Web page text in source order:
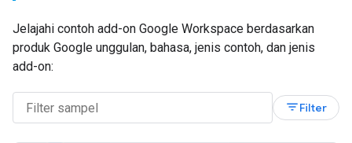
Jelajahi contoh add-on Google Workspace berdasarkan
produk Google unggulan, bahasa, jenis contoh, dan jenis
add-on:
filter_listFilter